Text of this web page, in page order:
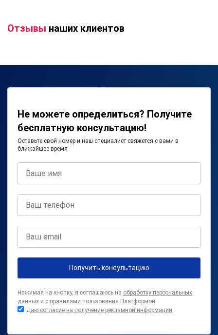
Отзывы наших клиентов
Не можете определиться? Получите
бесплатную консультацию!
Оставьте свой номер и наш специалист свяжется с вами в
ближайшее время
Получить консультацию
Нажимая на кнопку, я соглашаюсь на обработку персональных
данных и с правилами пользования Платформой
Даю согласие на получение рекламной информации